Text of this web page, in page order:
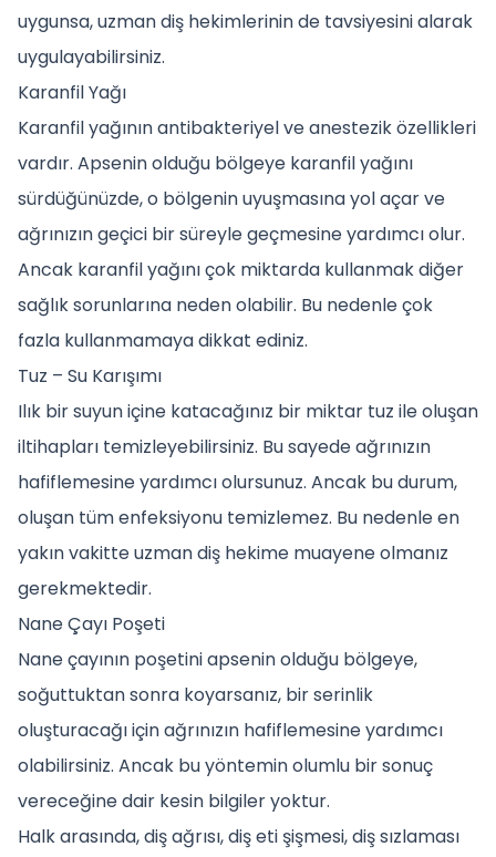
uygunsa, uzman diş hekimlerinin de tavsiyesini alarak
uygulayabilirsiniz.
Karanfil Yağı
Karanfil yağının antibakteriyel ve anestezik özellikleri
vardır. Apsenin olduğu bölgeye karanfil yağını
sürdüğünüzde, o bölgenin uyuşmasına yol açar ve
ağrınızın geçici bir süreyle geçmesine yardımcı olur.
Ancak karanfil yağını çok miktarda kullanmak diğer
sağlık sorunlarına neden olabilir. Bu nedenle çok
fazla kullanmamaya dikkat ediniz.
Tuz – Su Karışımı
Ilık bir suyun içine katacağınız bir miktar tuz ile oluşan
iltihapları temizleyebilirsiniz. Bu sayede ağrınızın
hafiflemesine yardımcı olursunuz. Ancak bu durum,
oluşan tüm enfeksiyonu temizlemez. Bu nedenle en
yakın vakitte uzman diş hekime muayene olmanız
gerekmektedir.
Nane Çayı Poşeti
Nane çayının poşetini apsenin olduğu bölgeye,
soğuttuktan sonra koyarsanız, bir serinlik
oluşturacağı için ağrınızın hafiflemesine yardımcı
olabilirsiniz. Ancak bu yöntemin olumlu bir sonuç
vereceğine dair kesin bilgiler yoktur.
Halk arasında, diş ağrısı, diş eti şişmesi, diş sızlaması